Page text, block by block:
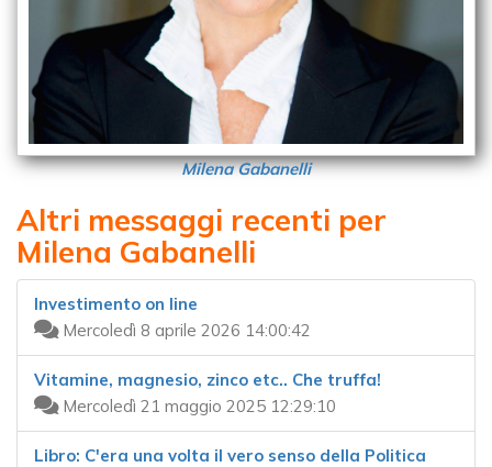
Milena Gabanelli
Altri messaggi recenti per
Milena Gabanelli
Investimento on line
Mercoledì 8 aprile 2026 14:00:42
Vitamine, magnesio, zinco etc.. Che truffa!
Mercoledì 21 maggio 2025 12:29:10
Libro: C'era una volta il vero senso della Politica